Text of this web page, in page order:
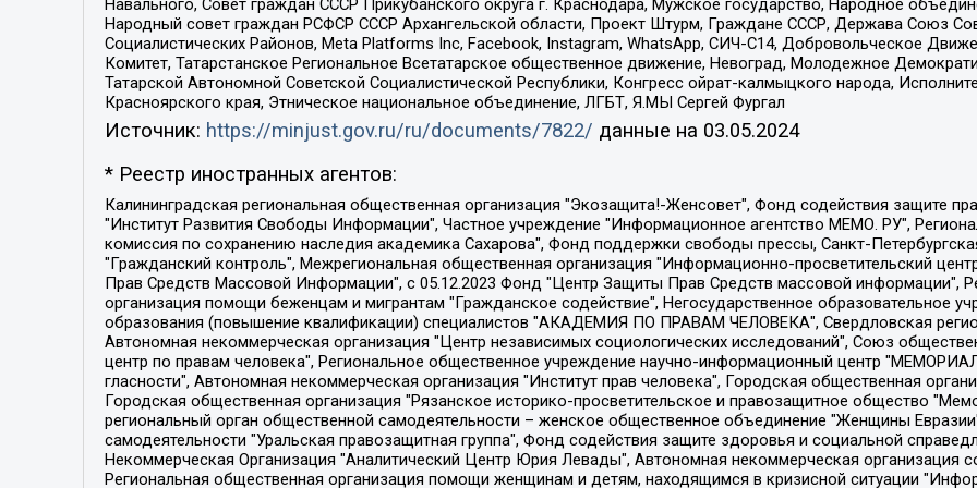
Навального, Совет граждан СССР Прикубанского округа г. Краснодара, Мужское государство, Народное
Народный совет граждан РСФСР СССР Архангельской области, Проект Штурм, Граждане СССР, Держава Союз
Социалистических Районов, Meta Platforms Inc, Facebook, Instagram, WhatsApp, СИЧ-С14, Добровольческое
Комитет, Татарстанское Региональное Всетатарское общественное движение, Невоград, Молодежное
Татарской Автономной Советской Социалистической Республики, Конгресс ойрат-калмыцкого народа,
Красноярского края, Этническое национальное объединение, ЛГБТ, Я.МЫ Сергей Фургал
Источник: https://minjust.gov.ru/ru/documents/7822/ данные на 03.05.2024
* Реестр иностранных агентов:
Калининградская региональная общественная организация "Экозащита!-Женсовет", Фонд содействия защите прав и свобод граждан "Общественный вердикт", Фонд "Институт Развития Свободы Информации", Частное учреждение "Информационное агентство МЕМО. РУ", Региональная общественная организация "Общественная комиссия по сохранению наследия академика Сахарова", Фонд поддержки свободы прессы, Санкт-Петербургская общественная правозащитная организация "Гражданский контроль", Межрегиональная общественная организация "Информационно-просветительский центр "Мемориал", Региональный Фонд "Центр Защиты Прав Средств Массовой Информации", с 05.12.2023 Фонд "Центр Защиты Прав Средств массовой информации", Региональная общественная благотворительная организация помощи беженцам и мигрантам "Гражданское содействие", Негосударственное образовательное учреждение дополнительного профессионального образования (повышение квалификации) специалистов "АКАДЕМИЯ ПО ПРАВАМ ЧЕЛОВЕКА", Свердловская региональная общественная организация "Сутяжник", Автономная некоммерческая организация "Центр независимых социологических исследований", Союз общественных объединений "Российский исследовательский центр по правам человека", Региональное общественное учреждение научно-информационный центр "МЕМОРИАЛ", Некоммерческая организация "Фонд защиты гласности", Автономная некоммерческая организация "Институт прав человека", Городская общественная организация "Екатеринбургское общество "МЕМОРИАЛ", Городская общественная организация "Рязанское историко-просветительское и правозащитное общество "Мемориал" (Рязанский Мемориал), Челябинский региональный орган общественной самодеятельности – женское общественное объединение "Женщины Евразии", Челябинский региональный орган общественной самодеятельности "Уральская правозащитная группа", Фонд содействия защите здоровья и социальной справедливости имени Андрея Рылькова, Автономная Некоммерческая Организация "Аналитический Центр Юрия Левады", Автономная некоммерческая организация социальной поддержки населения "Проект Апрель", Региональная общественная организация помощи женщинам и детям, находящимся в кризисной ситуации "Информационно-методический центр "Анна", Фонд содействия развитию массовых коммуникаций и правовому просвещению "Так-так-Так", Фонд содействия устойчивому развитию "Серебряная тайга", Свердловский региональный общественный фонд социальных проектов "Новое время", "Idel.Реалии", Кавказ.Реалии, Крым.Реалии, Телеканал Настоящее Время, Татаро-башкирская служба Радио Свобода (Azatliq Radiosi), Радио Свободная Европа/Радио Свобода (PCE/PC), "Сибирь.Реалии", "Фактограф", Благотворительный фонд помощи осужденным и их семьям, Автономная некоммерческая организация "Институт глобализации и социальных движений", Фонд "В защиту прав заключенных", Частное учреждение "Центр поддержки и содействия развитию средств массовой информации", Пензенский региональный общественный благотворительный фонд "Гражданский союз", "Север.Реалии", Некоммерческая организация Фонд "Правовая инициатива", Общество с ограниченной ответственностью "Радио Свободная Европа/Радио Свобода", Чешское информационное агентство "MEDIUM-ORIENT", Красноярская региональная общественная организация "Мы против СПИДа", Камалягин Денис Николаевич, Маркелов Сергей Евгеньевич, Пономарев Лев Александрович, Савицкая Людмила Алексеевна, Автономная некоммерческая организация "Центр по работе с проблемой насилия "НАСИЛИЮ.НЕТ", Межрегиональный профессиональный союз работников здравоохранения "Альянс врачей", Юридическое лицо, зарегистрированное в Латвийской Республике, SIA "Medusa Project" (регистрационный номер 40103797863, дата регистрации 10.06.2014), Некоммерческая организация "Фонд по борьбе с коррупцией", Автономная некоммерческая организация "Институт права и публичной политики", Баданин Роман Сергеевич, Гликин Максим Александрович, Железнова Мария Михайловна, Лукьянова Юлия Сергеевна, Маетная Елизавета Витальевна, Маняхин Петр Борисович, Чуракова Ольга Владимировна, Ярош Юлия Петровна, Юридическое лицо "The Insider SIA", зарегистрированное в Риге, Латвийская Республика (дата регистрации 26.06.2015), являющееся администратором доменного имени интернет-издания "The Insider SIA", https://theins.ru, Постернак Алексей Евгеньевич, Рубин Михаил Аркадьевич, Анин Роман Александрович, Юридическое лицо Istories fonds, зарегистрированное в Латвийской Республике (регистрационный номер 50008295751, дата регистрации 24.02.2020), Великовский Дмитрий Александрович, Долинина Ирина Николаевна, Мароховская Алеся Алексеевна, Шлейнов Роман Юрьевич, Шмагун Олеся Валентиновна, Общество с ограниченной ответственностью "Альтаир 2021", Общество с ограниченной ответственностью "Вега 2021", Общество с ограниченной ответственностью "Главный редактор 2021", Общество с ограниченной ответственностью "Ромашки монолит", Важенков Артем Валерьевич, Ивановская областная общественная организация "Центр гендерных исследований", Гурман Юрий Альбертович, Медиапроект "ОВД-Инфо", Егоров Владимир Владимирович, Жилинский Владимир Александрович, Общество с ограниченной ответственностью "ЗП", Иванова София Юрьевна, Карезина Инна Павловна, Кильтау Екатерина Викторовна, Петров Алексей Викторович, Пискунов Сергей Евгеньевич, Смирнов Сергей Сергеевич, Тихонов Михаил Сергеевич, Общество с ограниченной ответственностью "ЖУРНАЛИСТ-ИНОСТРАННЫЙ АГЕНТ", Арапова Галина Юрьевна, Вольтская Татьяна Анатольевна, Американская компания "Mason G.E.S. Anonymous Foundation" (США), являющаяся владельцем интернет-издания https://mnews.world/, Компания "Stichting Bellingcat", зарегистрированная в Нидерландах (дата регистрации 11.07.2018), Захаров Андрей Вячеславович, Клепиковская Екатерина Дмитриевна, Общество с ограниченной ответственностью "МЕМО", Перл Роман Александрович, Симонов Евгений Алексеевич, Соловьева Елена Анатольевна, Сотников Даниил Владимирович, Сурначева Елизавета Дмитриевна, Автономная некоммерческая организация по защите прав человека и информированию населения "Якутия – Наше Мнение", Общество с ограниченной ответственностью "Москоу диджитал медиа", с 26.01.2023 Общество с ограниченной ответственностью "Чайка Белые сады", Ветошкина Валерия Валерьевна, Заговора Максим Александрович, Межрегиональное общественное движение "Российская ЛГБТ - сеть", Оленичев Максим Владимирович, Павлов Иван Юрьевич, Скворцова Елена Сергеевна, Общество с ограниченной ответственностью "Как бы инагент", Кочетков Игорь Викторович, Общество с ограниченной ответственностью "Честные выборы", Еланчик Олег Александрович, Общество с ограниченной ответственностью "Нобелевский призыв", Гималова Регина Эмилевна, Григорьев Андрей Валерьевич, Григорьева Алина Александровна, Ассоциация по содействию защите прав призывников, альтернативнослужащих и военнослужащих "Правозащитная группа